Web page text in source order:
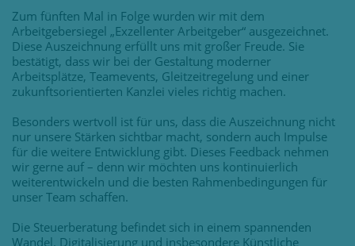
Zum fünften Mal in Folge wurden wir mit dem
Arbeitgebersiegel „Exzellenter Arbeitgeber“ ausgezeichnet.
Diese Auszeichnung erfüllt uns mit großer Freude. Sie
bestätigt, dass wir bei der Gestaltung moderner
Arbeitsplätze, Teamevents, Gleitzeitregelung und einer
zukunftsorientierten Kanzlei vieles richtig machen.
Besonders wertvoll ist für uns, dass die Auszeichnung nicht
nur unsere Stärken sichtbar macht, sondern auch Impulse
für die weitere Entwicklung gibt. Dieses Feedback nehmen
wir gerne auf – denn wir möchten uns kontinuierlich
weiterentwickeln und die besten Rahmenbedingungen für
unser Team schaffen.
Die Steuerberatung befindet sich in einem spannenden
Wandel. Digitalisierung und insbesondere Künstliche